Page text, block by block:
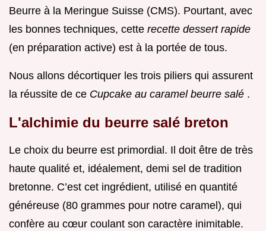
Beurre à la Meringue Suisse (CMS). Pourtant, avec
les bonnes techniques, cette recette dessert rapide
(en préparation active) est à la portée de tous.
Nous allons décortiquer les trois piliers qui assurent
la réussite de ce Cupcake au caramel beurre salé .
L'alchimie du beurre salé breton
Le choix du beurre est primordial. Il doit être de très
haute qualité et, idéalement, demi sel de tradition
bretonne. C’est cet ingrédient, utilisé en quantité
généreuse (80 grammes pour notre caramel), qui
confère au cœur coulant son caractère inimitable.